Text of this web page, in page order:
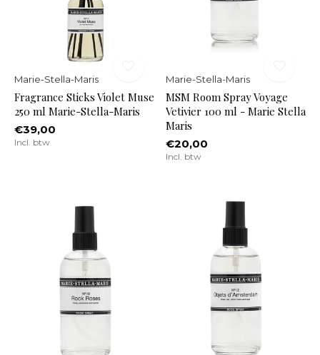
Marie-Stella-Maris
Fragrance Sticks Violet Muse
250 ml Marie-Stella-Maris
€39,00
Incl. btw
Marie-Stella-Maris
MSM Room Spray Voyage
Vetivier 100 ml - Marie Stella
Maris
€20,00
Incl. btw